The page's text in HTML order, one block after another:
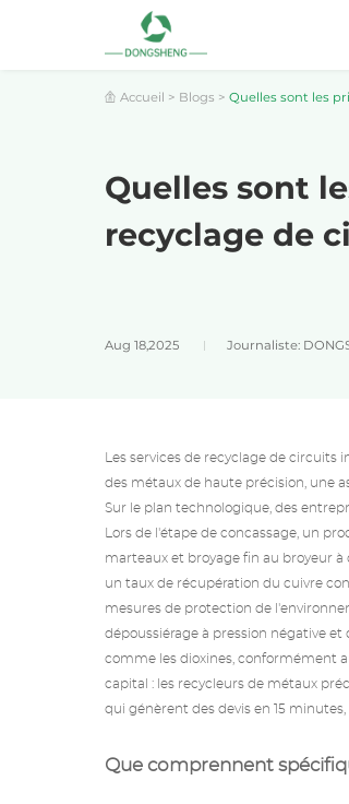
Accueil > Blogs > Quelles sont les
Quelles sont
recyclage de
Aug 18,2025 Journaliste:
Les services de recyclage de circuits
des métaux de haute précision, une
Sur le plan technologique, des
Lors de l'étape de concassage, un
marteaux et broyage fin au broyeur
un taux de récupération du cuivre
mesures de protection de
dépoussiérage à pression négative
comme les dioxines, conformément
capital : les recycleurs de métaux
qui génèrent des devis en 15
Que comprennent